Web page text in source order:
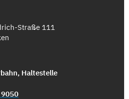
Straße 111
Haltestelle